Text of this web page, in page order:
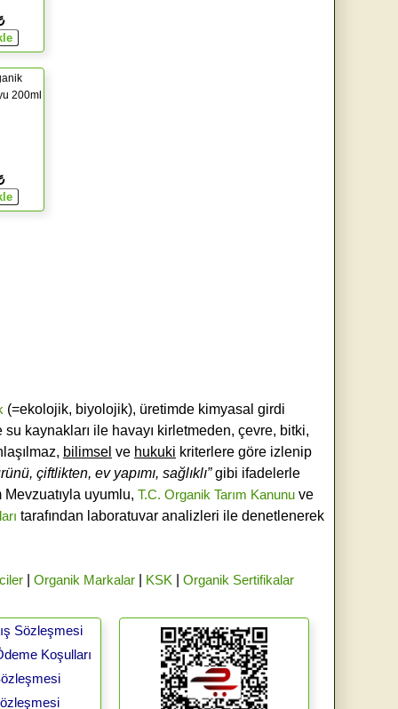
200ml
(=ekolojik, biyolojik), üretimde kimyasal girdi
su kaynakları ile havayı kirletmeden, çevre, bitki,
bilimsel ve hukuki kriterlere göre izlenip
çiftlikten, ev yapımı, sağlıklı”gibi ifadelerle
uyumlu, T.C. Organik Tarım Kanunuve
tarafından laboratuvar analizleri ile denetlenerek
| Organik Markalar| KSK Organik Sertifikalar
Sözleşmesi
Koşulları